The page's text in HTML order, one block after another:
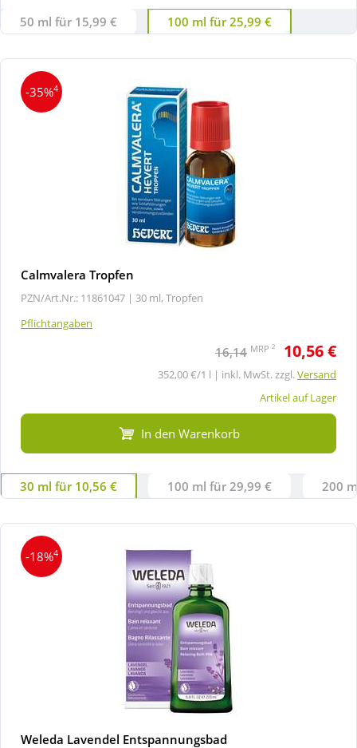
50 ml für 15,99 € 100 ml für 25,99 €
-35%4
Calmvalera Tropfen
PZN/Art.Nr.: 11861047 | 30 ml, Tropfen
Pflichtangaben
16,14 MRP 2 10,56 €
352,00 €/1 l | inkl. MwSt. zzgl.Versand
Artikel auf Lager
In den Warenkorb
30 ml für 10,56 € 100 ml für 29,99 € 200
-18%4
Weleda Lavendel Entspannungsbad